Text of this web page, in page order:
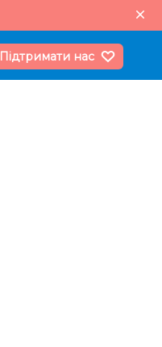
Підтримати нас